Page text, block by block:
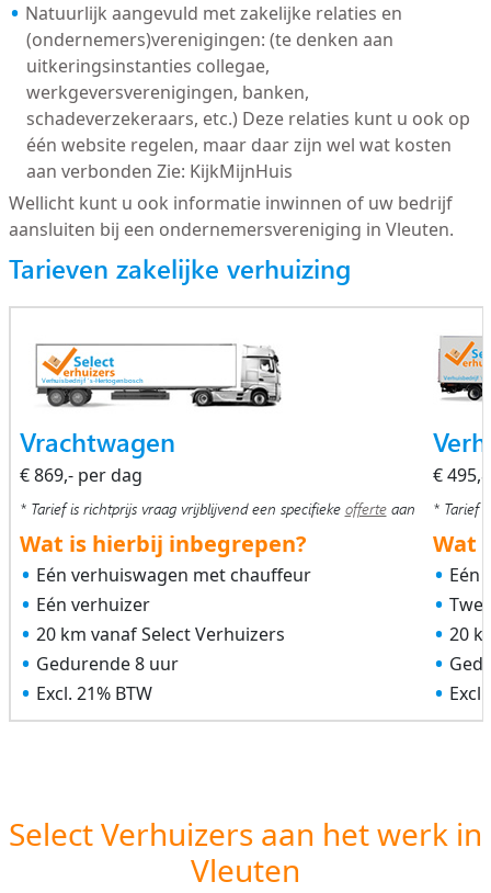
Natuurlijk aangevuld met zakelijke relaties en
(ondernemers)verenigingen: (te denken aan
uitkeringsinstanties collegae,
werkgeversverenigingen, banken,
schadeverzekeraars, etc.) Deze relaties kunt u ook op
één website regelen, maar daar zijn wel wat kosten
aan verbonden Zie: KijkMijnHuis
Wellicht kunt u ook informatie inwinnen of uw bedrijf
aansluiten bij een ondernemersvereniging in Vleuten.
Tarieven zakelijke verhuizing
Vrachtwagen
€ 869,- per dag
* Tarief is richtprijs vraag vrijblijvend een specifieke offerteaan
Wat is hierbij inbegrepen?
Eén verhuiswagen met chauffeur
Eén verhuizer
20 km vanaf Select Verhuizers
Gedurende 8 uur
Excl. 21% BTW
€
* Tarief
Wat
Eén
20
Excl.
Select Verhuizers aan het werk in
Vleuten